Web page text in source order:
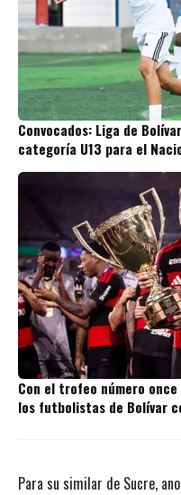
Convocados: Liga de
categoría U13 para el
Con el trofeo número
los futbolistas de Bolívar
Para su similar de Sucre,